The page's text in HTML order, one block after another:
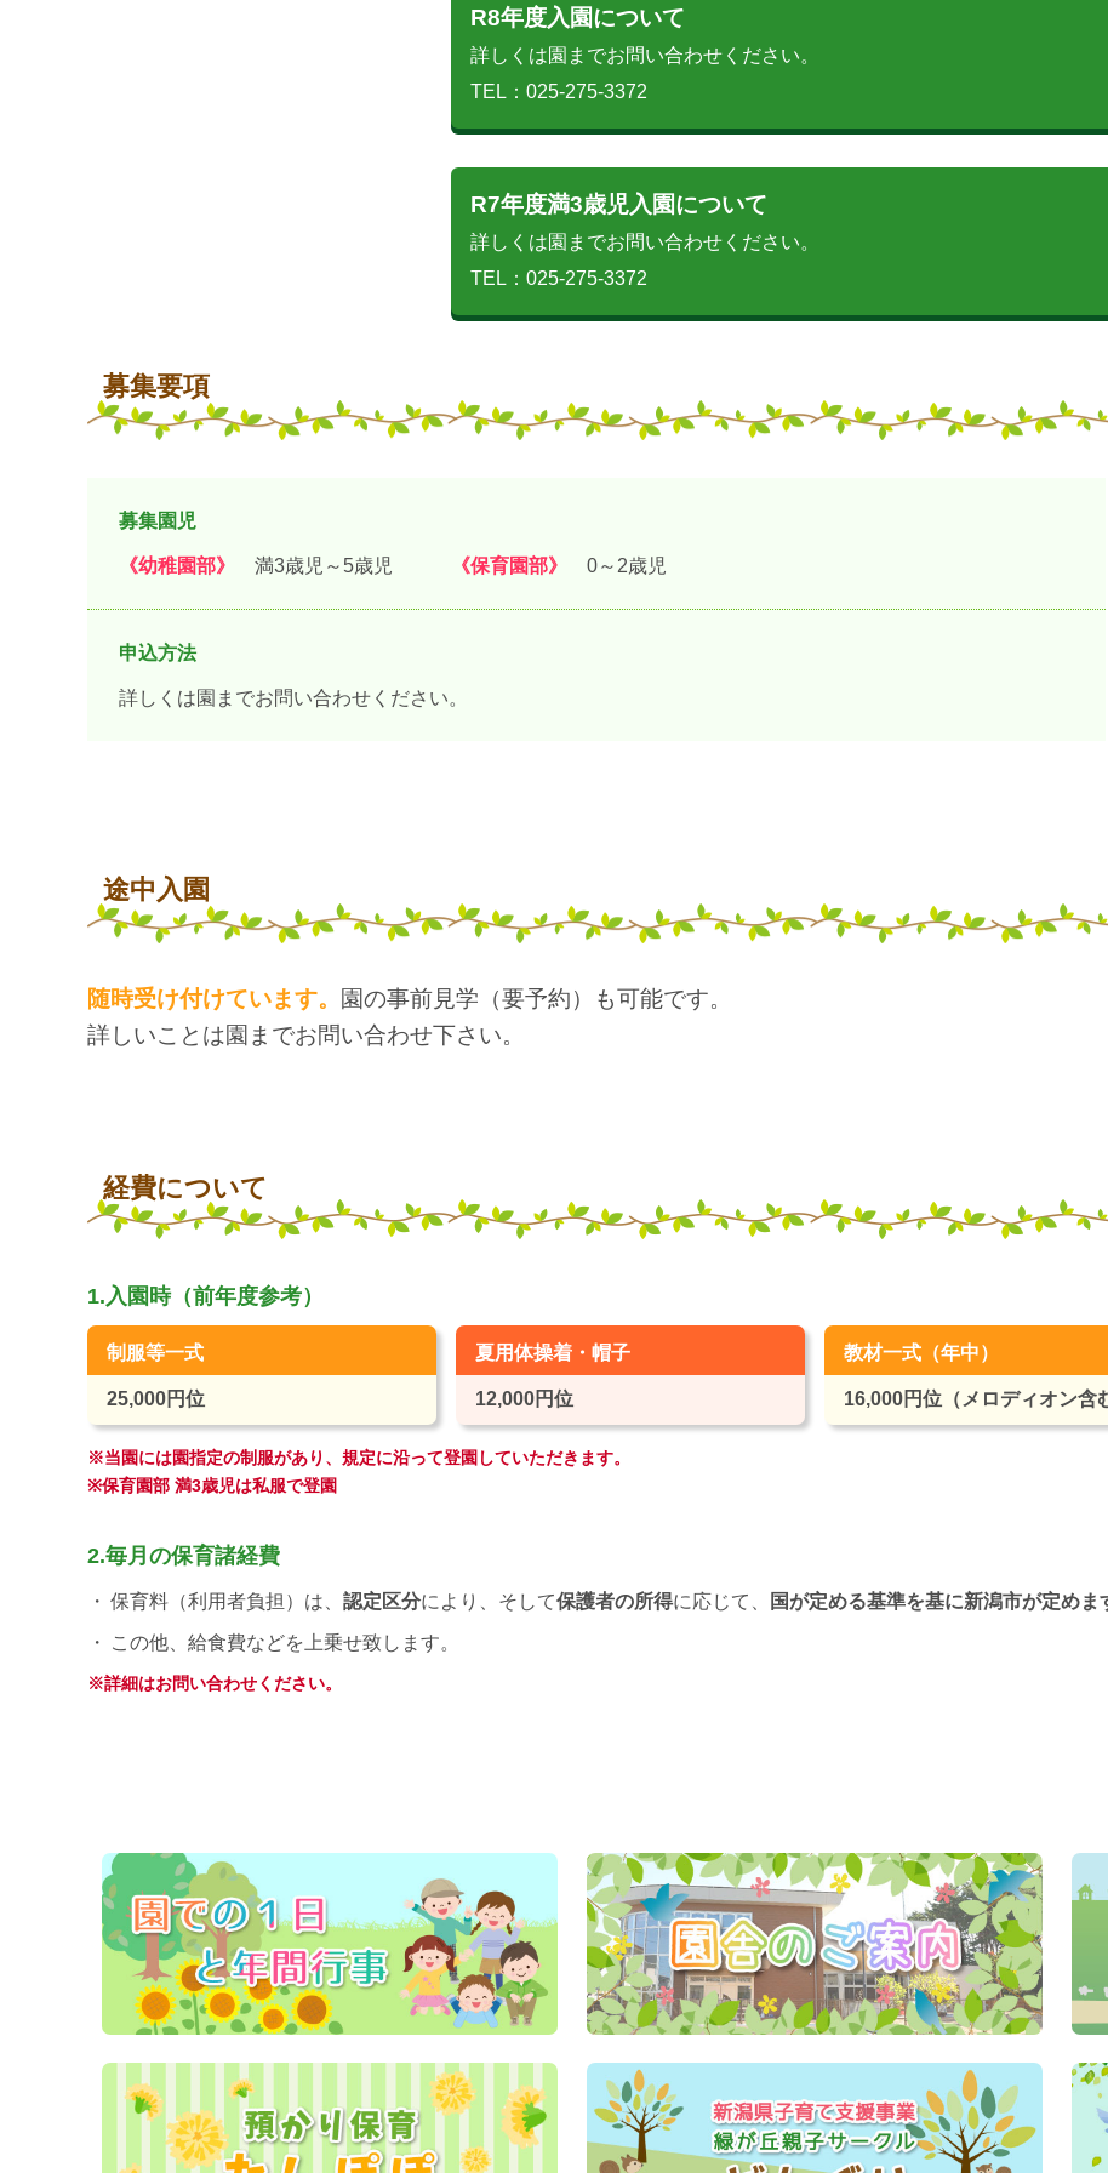
R8年度入園について
詳しくは園までお問い合わせください。
TEL：025-275-3372
R7年度満3歳児入園について
詳しくは園までお問い合わせください。
TEL：025-275-3372
募集要項
募集園児
《幼稚園部》 満3歳児～5歳児 《保育園部》 0～2歳児
申込方法
詳しくは園までお問い合わせください。
途中入園
随時受け付けています。
園の事前見学（要予約）も可能です。
詳しいことは園までお問い合わせ下さい。
経費について
1.入園時（前年度参考）
制服等一式
25,000円位
夏用体操着・帽子
12,000円位
教材一式（年中）
16,000円位（メロディオン含
※当園には園指定の制服があり、規定に沿って登園していただきます。
※保育園部 満3歳児は私服で登園
2.毎月の保育諸経費
保育料（利用者負担）は、認定区分により、そして保護者の所得に応じて、 国が定める基準を基に新潟市が定めま
この他、給食費などを上乗せ致します。
※詳細はお問い合わせください。